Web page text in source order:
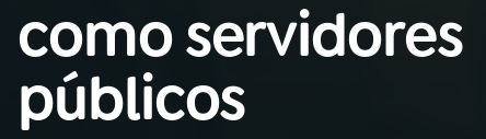
04 PROGRAMAS
05PODCASTS
como servidores
públicos